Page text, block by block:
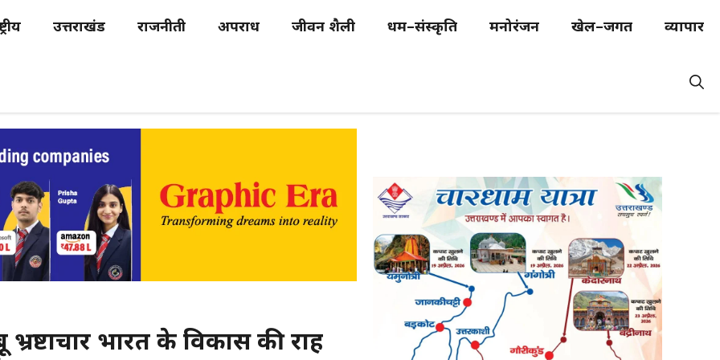
उत्तराखंड राजनीती अपराध जीवन शैली धर्म–संस्कृति मनोरंजन खेल–जगत व्यापार
भारत के विकास की राह